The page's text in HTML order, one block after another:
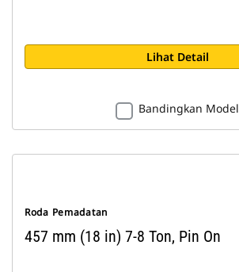
Lihat Detail
Bandingkan Model
Roda Pemadatan
457 mm (18 in) 7-8 Ton, Pin On